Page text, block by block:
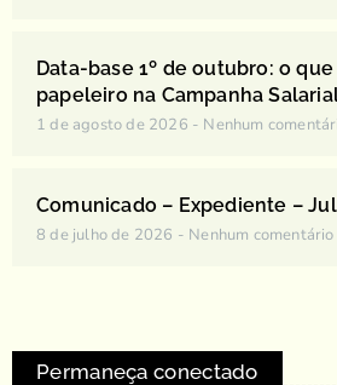
Data-base 1º de outubro: o
papeleiro na Campanha
1 de agosto de 2026 Nenhum
Comunicado – Expediente –
8 de julho de 2026 Nenhum comentário
Permaneça conectado